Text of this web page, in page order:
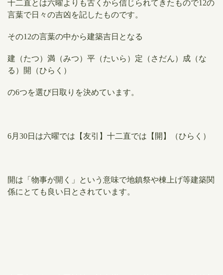
十二直とは六曜よりも古くから信じられてきたもので12の
言葉で日々の吉凶を記したものです。
その12の言葉の中から建築吉日となる
建（たつ）満（みつ）平（たいら）定（さだん）成（な
る）開（ひらく）
の6つを選び日取りを決めています。
6月30日は六曜では【友引】十二直では【開】（ひらく）
開は「物事が開く」という意味で地鎮祭や棟上げ等建築関
係にとても良い日とされています。